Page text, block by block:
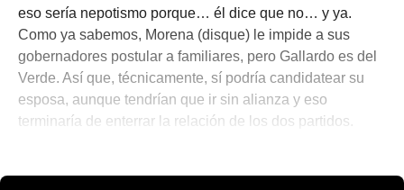
eso sería nepotismo porque… él dice que no… y ya.
Como ya sabemos, Morena (disque) le impide a sus
gobernadores postular a familiares, pero Gallardo es del
Verde. Así que, técnicamente, sí podría candidatear su
esposa, aunque tendrían que ir sin alianza y eso
terminaría de enterrar la relación de los dos partidos.